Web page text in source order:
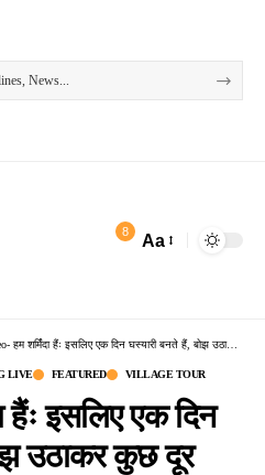
8 Aa
हम शर्मिंदा हैंः इसलिए एक दिन घस्यारी बनते हैं, बोझ उठाकर कुछ दूर चलते हैं
LIVE FEATURED VILLAGE TOUR
हैंः इसलिए एक दिन
उठाकर कुछ दूर